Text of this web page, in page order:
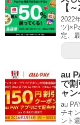
【
2022
ツ
定、
au
で割
ャ
au
チキ
ント